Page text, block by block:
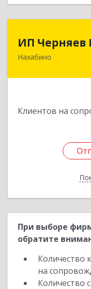
ИП Черняев
Нахабино
Клиентов на
143430,
При выборе
обратите
Количество
на
Количество